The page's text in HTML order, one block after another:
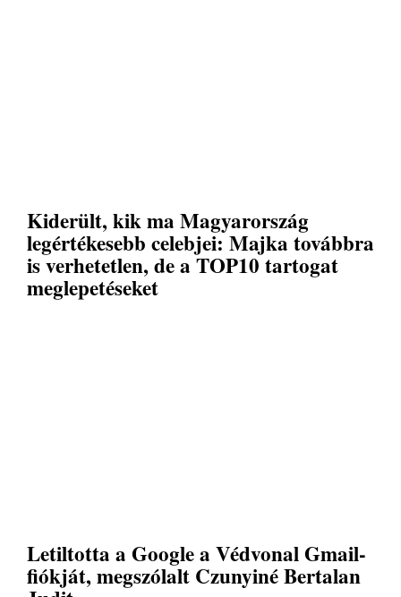
Kiderült, kik ma Magyarország
legértékesebb celebjei: Majka továbbra
is verhetetlen, de a TOP10 tartogat
meglepetéseket
Letiltotta a Google a Védvonal Gmail-
fiókját, megszólalt Czunyiné Bertalan